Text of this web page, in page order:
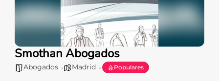
Smothan Abogados
Abogados Madrid Populares